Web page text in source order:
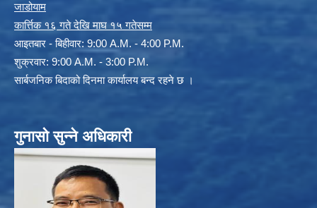
जाडोयाम
कार्त्तिक १६ गते देखि माघ १५ गतेसम्म
आइतबार - बिहीवार: 9:00 A.M. - 4:00 P.M.
शुक्रवार: 9:00 A.M. - 3:00 P.M.
सार्बजनिक बिदाको दिनमा कार्यालय बन्द रहने छ ।
गुनासो सुन्ने अधिकारी